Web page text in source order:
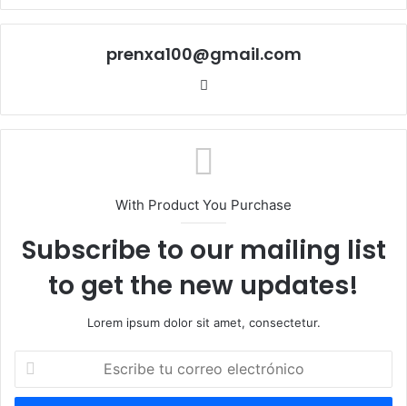
prenxa100@gmail.com
With Product You Purchase
Subscribe to our mailing list
to get the new updates!
Lorem ipsum dolor sit amet, consectetur.
correo